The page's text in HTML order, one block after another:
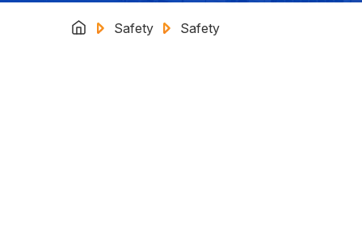
Safety Safety